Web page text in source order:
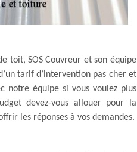
toit, SOS Couvreur et son équipe
tarif d’intervention pas cher et
notre équipe si vous voulez plus
devez-vous allouer pour la
les réponses à vos demandes.